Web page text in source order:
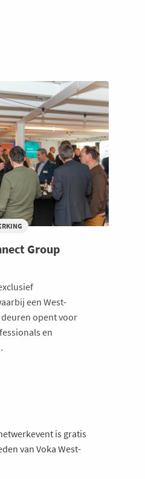
Group
een West-
opent voor
en
is gratis
van Voka West-